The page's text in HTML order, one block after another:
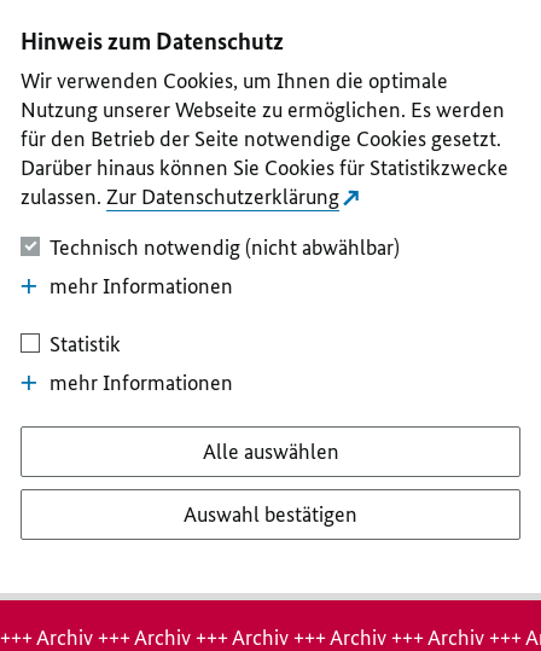
II
III
IV
V
Hinweis zum Datenschutz
Wir verwenden Cookies, um Ihnen die optimale
Nutzung unserer Webseite zu ermöglichen. Es werden
für den Betrieb der Seite notwendige Cookies gesetzt.
Darüber hinaus können Sie Cookies für Statistikzwecke
zulassen. Zur Datenschutzerklärung
Technisch notwendig (nicht abwählbar)
mehr Informationen
Statistik
mehr Informationen
Alle auswählen
Auswahl bestätigen
Hinweis:
Archiv-
+++ Archiv +++ Archiv +++ Archiv +++ Archiv +++ Archiv +++